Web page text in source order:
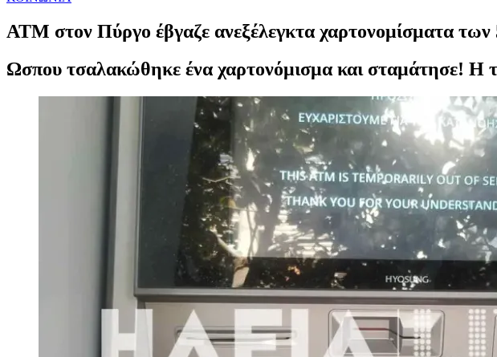
ΑΤΜ στον Πύργο έβγαζε ανεξέλεγκτα χαρτονομίσματα
Ωσπου τσαλακώθηκε ένα χαρτονόμισμα και σταμάτησε! Η